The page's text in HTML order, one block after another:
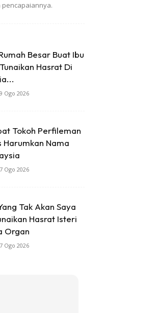
Besar Buat Ibu
Hasrat Di
9 Ogo 2026
Tokoh Perfileman
Nama
7 Ogo 2026
Tak Akan Saya
Hasrat Isteri
Organ
7 Ogo 2026